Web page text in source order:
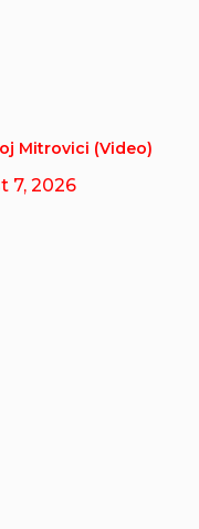
Mitrovici (Video)
7, 2026